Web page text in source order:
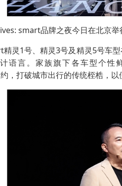
smart品牌之夜今日在北京举
灵1号、精灵3号及精灵5号车
语言。家族旗下各车型个性
，打破城市出行的传统桎梏，